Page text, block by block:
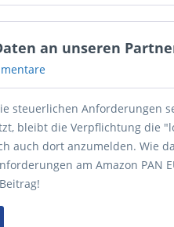
an unseren
steuerlichen Anforderungen
bleibt die Verpflichtung die
auch dort anzumelden. Wie
am Amazon PAN